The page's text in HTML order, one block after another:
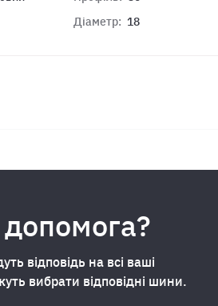
Діаметр: 18
відповідь на всі ваші
вибрати відповідні шини.